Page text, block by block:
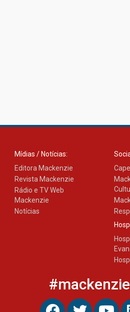
Mídias / Notícias:
Editora Mackenzie
Revista Mackenzie
Rádio e TV Web
Mackenzie
Notícias